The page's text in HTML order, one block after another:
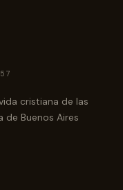
cristiana de las
de Buenos Aires